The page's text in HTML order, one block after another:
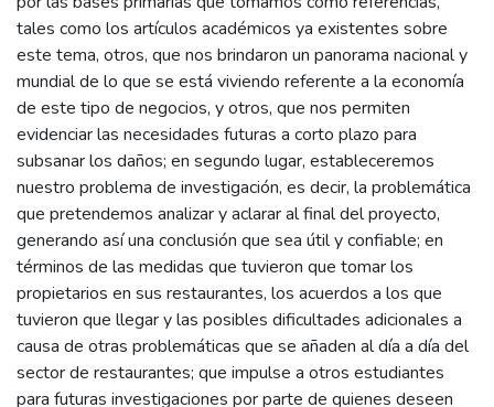
tales como los artículos académicos ya existentes sobre
este tema, otros, que nos brindaron un panorama nacional y
mundial de lo que se está viviendo referente a la economía
de este tipo de negocios, y otros, que nos permiten
evidenciar las necesidades futuras a corto plazo para
subsanar los daños; en segundo lugar, estableceremos
nuestro problema de investigación, es decir, la problemática
que pretendemos analizar y aclarar al final del proyecto,
generando así una conclusión que sea útil y confiable; en
términos de las medidas que tuvieron que tomar los
propietarios en sus restaurantes, los acuerdos a los que
tuvieron que llegar y las posibles dificultades adicionales a
causa de otras problemáticas que se añaden al día a día del
sector de restaurantes; que impulse a otros estudiantes
para futuras investigaciones por parte de quienes deseen